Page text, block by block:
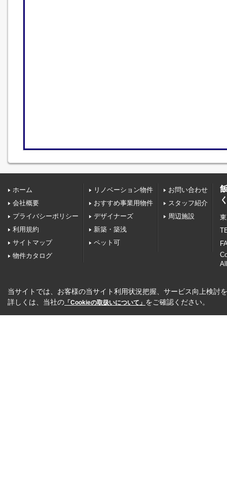
ホーム
会社概要
プライバシーポリシー
利用規約
サイトマップ
物件カタログ
リノベーション物件
おすすめ事業用物件
デザイナーズ
新築・築浅
ペット可
お問い合わせ
スタッフ紹介
周辺施設
当サイトでは、お客様の当サイト利用状況把握、サービス向上検討
詳しくは、当社の 「Cookieの取扱いについて」 をご確認ください。